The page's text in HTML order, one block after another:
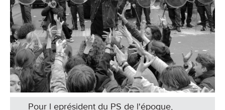
Pour l eprésident du PS de l'époque,